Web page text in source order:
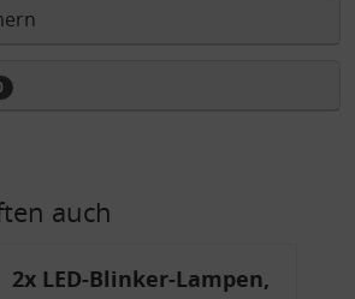
auch
2x LED-Blinker-Lampen,